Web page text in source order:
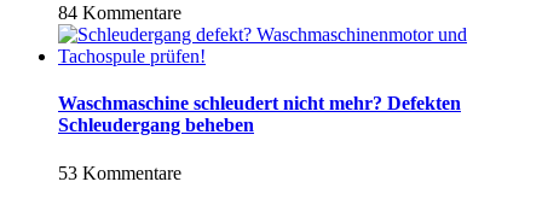
84 Kommentare
Waschmaschine schleudert nicht mehr? Defekten
Schleudergang beheben
53 Kommentare